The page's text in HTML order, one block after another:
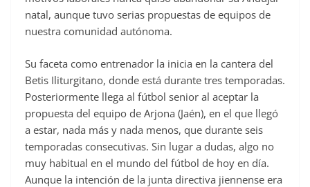
natal, aunque tuvo serias propuestas de equipos de
nuestra comunidad autónoma.
Su faceta como entrenador la inicia en la cantera del
Betis Iliturgitano, donde está durante tres temporadas.
Posteriormente llega al fútbol senior al aceptar la
propuesta del equipo de Arjona (Jaén), en el que llegó
a estar, nada más y nada menos, que durante seis
temporadas consecutivas. Sin lugar a dudas, algo no
muy habitual en el mundo del fútbol de hoy en día.
Aunque la intención de la junta directiva jiennense era